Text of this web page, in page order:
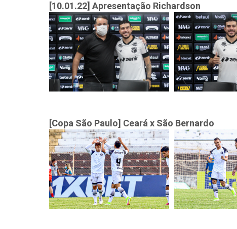
[10.01.22] Apresentação Richardson
[Copa São Paulo] Ceará x São Bernardo